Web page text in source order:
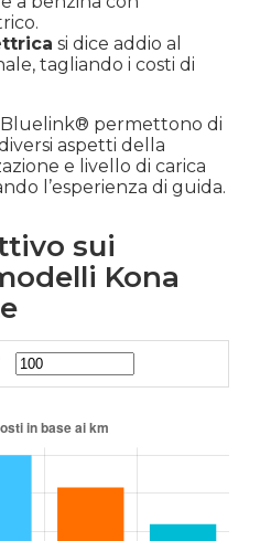
si dice addio al
tagliando i costi di
Bluelink® permettono di
aspetti della
e livello di carica
l’esperienza di guida.
sui
Kona